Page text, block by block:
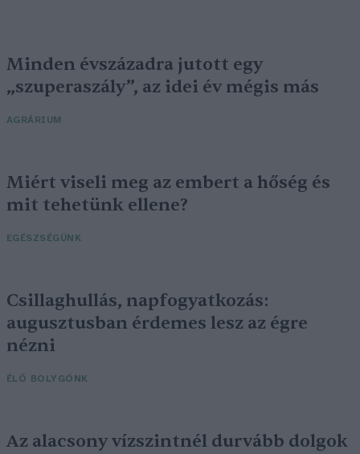
Minden évszázadra jutott egy
„szuperaszály”, az idei év mégis más
AGRÁRIUM
Miért viseli meg az embert a hőség és
mit tehetünk ellene?
EGÉSZSÉGÜNK
Csillaghullás, napfogyatkozás:
augusztusban érdemes lesz az égre
nézni
ÉLŐ BOLYGÓNK
Az alacsony vízszintnél durvább dolgok